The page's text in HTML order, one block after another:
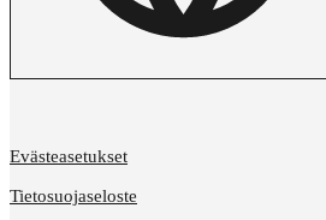
Evästeasetukset
Tietosuojaseloste